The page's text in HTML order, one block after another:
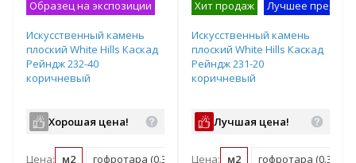
Образец на экспозиции
Искусственный камень
плоский White Hills Каскад
Рейндж 232-40
коричневый
Хорошая цена!
Цена: м2 гофротара (0.36 м2) мастербокс (21.93 м2)
Хит продаж Лучшее
Искусственный камень
плоский White Hills Каскад
Рейндж 231-20
коричневый
Лучшая цена!
Цена: м2 гофротара (0.36 м2)